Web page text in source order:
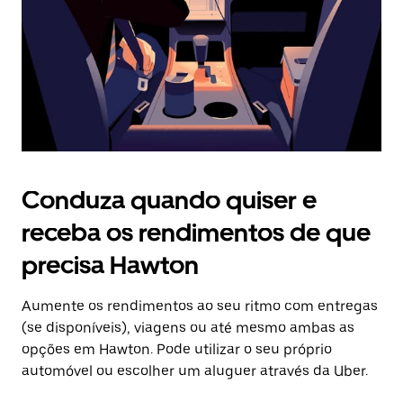
o
calendário.
Conduza quando quiser e
receba os rendimentos de que
precisa Hawton
Aumente os rendimentos ao seu ritmo com entregas
(se disponíveis), viagens ou até mesmo ambas as
opções em Hawton. Pode utilizar o seu próprio
automóvel ou escolher um aluguer através da Uber.